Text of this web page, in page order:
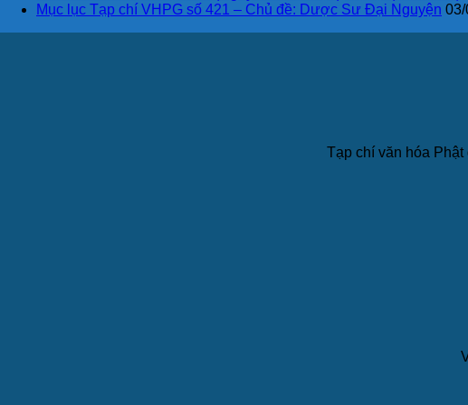
Mục lục Tạp chí VHPG số 421 – Chủ đề: Dược Sư Đại Nguyện
Tạp chí văn hóa